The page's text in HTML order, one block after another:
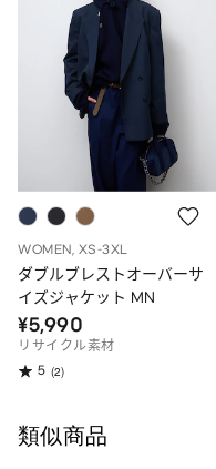
WOMEN, XS-3XL
ダブルブレストオーバーサ
イズジャケット MN
¥5,990
リサイクル素材
5 (2)
類似商品